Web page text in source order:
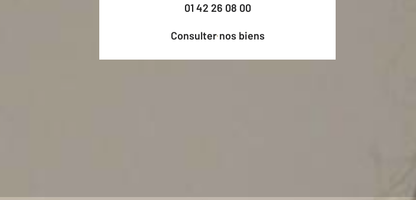
01 42 26 08 00
Consulter nos biens